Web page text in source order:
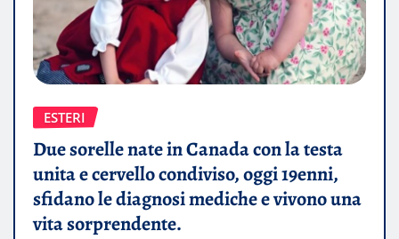
ESTERI
Due sorelle nate in Canada con la testa
unita e cervello condiviso, oggi 19enni,
sfidano le diagnosi mediche e vivono una
vita sorprendente.